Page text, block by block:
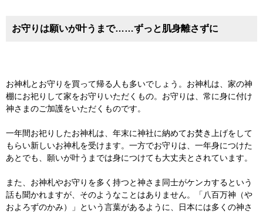
お守りは願いが叶うまで……ずっと肌身離さずに
お神札とお守りを買って帰る人も多いでしょう。お神札は、家の神
棚にお祀りして家をお守りいただくもの。お守りは、常に身に付け
神さまのご加護をいただくものです。
一年間お祀りしたお神札は、年末に神社に納めてお焚き上げをして
もらい新しいお神札を受けます。一方でお守りは、一年身につけた
あとでも、願いが叶うまでは身につけても大丈夫とされています。
また、お神札やお守りを多く持つと神さま同士がケンカするという
話も聞かれますが、そのようなことはありません。「八百万神（や
およろずのかみ）」という言葉があるように、日本には多くの神さ